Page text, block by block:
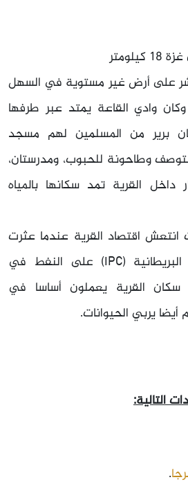
على أرض غير مستوية في السهل
وادي القاعة يمتد عبر طرفها
برير من المسلمين لهم مسجد
وطاحونة للحبوب، ومدرستان،
داخل القرية تمد سكانها بالمياه
انتعش اقتصاد القرية عندما عثرت
(IPC) على النفط في
القرية يعملون أساسا في
يربي الحيوانات.
التالية:
.